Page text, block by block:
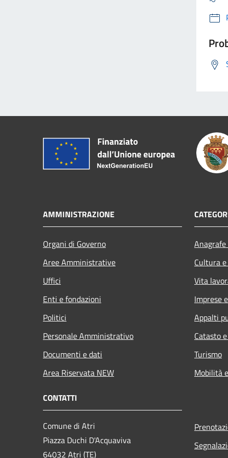
AMMINISTRAZIONE
Organi di Governo
Aree Amministrative
Uffici
Enti e fondazioni
Politici
Personale Amministrativo
Documenti e dati
Area Riservata NEW
Cultura
Vita
Imprese
Appalti
Catasto
Turismo
Mobilità
CONTATTI
Comune di Atri
Piazza Duchi D'Acquaviva
64032 Atri (TE)